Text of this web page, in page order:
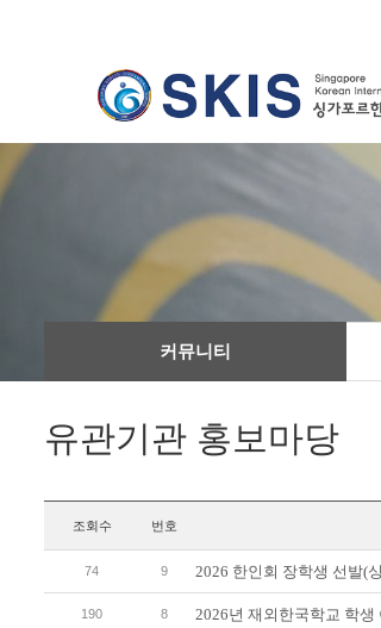
커뮤니티
유관기관 홍보마당
조회수 번호
74 9 2026 한인회 장학생 선발(
190 8 2026년 재외한국학교 학